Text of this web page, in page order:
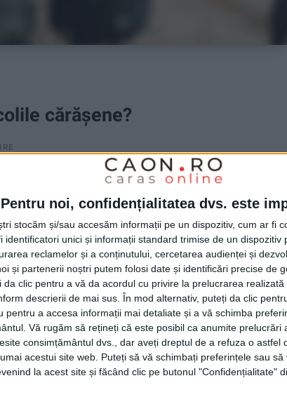
Pentru noi, confidențialitatea dvs. este
stocăm și/sau accesăm informații pe un dispozitiv, cum ar fi
identificatori unici și informații standard trimise de un dispozitiv
reclamelor și a conținutului, cercetarea audienței și
și partenerii noștri putem folosi date și identificări precise de
da clic pentru a vă da acordul cu privire la prelucrarea
descrierii de mai sus. În mod alternativ, puteți da clic
pentru a accesa informații mai detaliate și a vă schimba
Vă rugăm să rețineți că este posibil ca anumite prelucrări
consimțământul dvs., dar aveți dreptul de a refuza o astfel
acestui site web. Puteți să vă schimbați preferințele sau
la acest site și făcând clic pe butonul "Confidențialitate"
cărășene?
a tras linie înaintea deschiderii anului școlar,